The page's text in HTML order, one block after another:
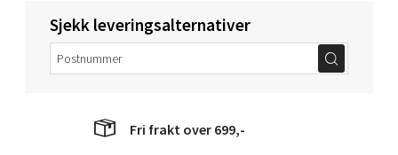
Sjekk leveringsalternativer
Fri frakt over 699,-
Velg
Molde - Moldetorget